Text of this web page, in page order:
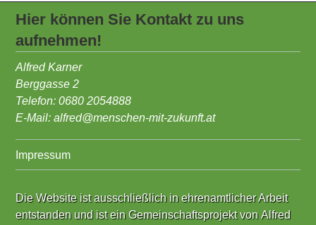
Hier können Sie Kontakt zu uns
aufnehmen!
Alfred Karner
Berggasse 2
Telefon: 0680 2054888
E-Mail:alfred@menschen-mit-zukunft.at
Impressum
Die Website ist ausschließlich in ehrenamtlicher Arbeit
entstanden und ist ein Gemeinschaftsprojekt vonAlfred